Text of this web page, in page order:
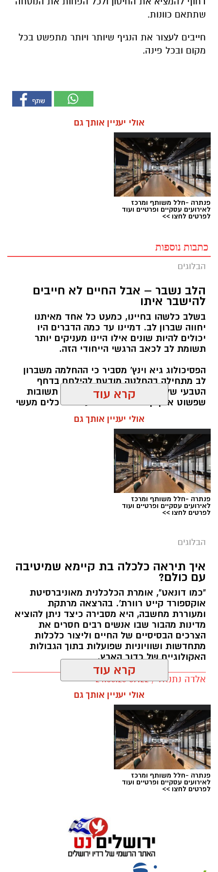
שתתאם כוונות.
חייבים לעצור את הנגיף שיותר ויותר מתפשט בכל
מקום ובכל פינה.
אולי יעניין אותך גם
פנתרה -חלל משותף ומרכז
לאירועים עסקיים ופרטיים ועוד
לפרטים לחצו >>
כתבות נוספות
הבלוגים
הלב נשבר – אבל החיים לא חייבים
להישבר איתו
בשלב כלשהו בחיינו, כמעט כל אחד מאיתנו
יחווה שברון לב. דמיינו עד כמה הדברים היו
יכולים להיות שונים אילו היינו מעניקים יותר
תשומת לב לכאב הרגשי הייחודי הזה.
הפסיכולוג גיא וינץ' מסביר כי ההחלמה משברון
לב מתחילה בהחלטה מודעת להילחם בדחף
הטבעי שלנו לייפות את העבר ולחפש תשובות
שפשוט אינן קיימות. הוא מציע ארגז כלים מעשי
שיעזור לנו, בהדרגה, להשתחרר מהכאב ולהמשיך
הלב שלנו אולי נשבר לפעמים, אבל אנחנו לא
חייבים להישבר יחד איתו.
מערכת האתר / 09:04 23.07.26
תגים:טד
קרא עוד
אולי יעניין אותך גם
פנתרה -חלל משותף ומרכז
לאירועים עסקיים ופרטיים ועוד
לפרטים לחצו >>
הבלוגים
איך תיראה כלכלה בת קיימא שמיטיבה
עם כולם?
"כמו דונאט", אומרת הכלכלנית מאוניברסיטת
אוקספורד קייט רוורת'. בהרצאה מרתקת
ומעוררת מחשבה, היא מסבירה כיצד ניתן להוציא
מדינות מהבור שבו אנשים רבים חסרים את
הצרכים הבסיסיים של החיים וליצור כלכלות
מתחדשות ושוויוניות שפועלות בתוך הגבולות
האקולוגיים של כדור הארץ.
אלדה נתנאל / 09:22 24.05.26
קרא עוד
אולי יעניין אותך גם
פנתרה -חלל משותף ומרכז
לאירועים עסקיים ופרטיים ועוד
לפרטים לחצו >>